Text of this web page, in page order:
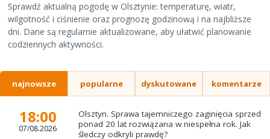
Sprawdź aktualną pogodę w Olsztynie: temperaturę, wiatr,
wilgotność i ciśnienie oraz prognozę godzinową i na najbliższe
dni. Dane są regularnie aktualizowane, aby ułatwić planowanie
codziennych aktywności.
najnowsze popularne dyskutowane komentarze
18:00
07/08.2026
Olsztyn. Sprawa tajemniczego zaginięcia sprzed
ponad 20 lat rozwiązana w niespełna rok. Jak
śledczy odkryli prawdę?